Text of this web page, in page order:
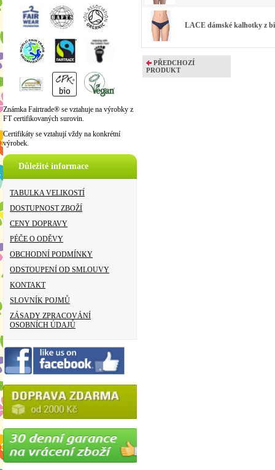
Známka Fairtrade® se vztahuje na výrobky z
FT certifikovaných surovin.
Certifikáty se vztahují vždy na konkrétní
výrobek.
Důležité informace
TABULKA VELIKOSTÍ
DOSTUPNOST ZBOŽÍ
CENY DOPRAVY
PÉČE O ODĚVY
OBCHODNÍ PODMÍNKY
ODSTOUPENÍ OD SMLOUVY
KONTAKT
SLOVNÍK POJMŮ
ZÁSADY ZPRACOVÁNÍ
OSOBNÍCH ÚDAJŮ
LACE dámské kalhotky z
PŘEDCHOZÍ
PRODUKT